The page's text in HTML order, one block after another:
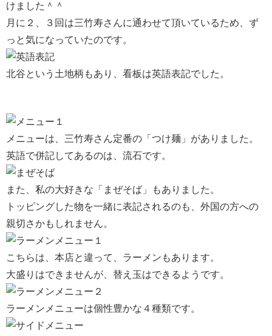
けました＾＾
月に２、３回は三竹寿さんに通わせて頂いているため、ず
っと気になっていたのです。
北谷という土地柄もあり、看板は英語表記でした。
メニューは、三竹寿さん定番の「つけ麺」がありました。
英語で併記してあるのは、流石です。
また、私の大好きな「まぜそば」もありました。
トッピングした物を一緒に表記されるのも、外国の方への
親切さかもしれません。
こちらは、本店と違って、ラーメンもあります。
大盛りはできませんが、替え玉はできるようです。
ラーメンメニューは個性豊かな４種類です。